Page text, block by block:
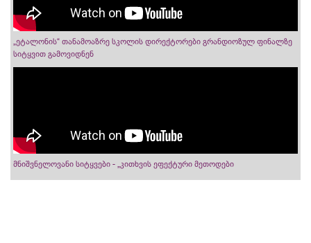
„ეტალონის“ თანამოაზრე სკოლის დირექტორები გრანდიოზულ ფინალზე
სიტყვით გამოვიდნენ
მნიშვნელოვანი სიტყვები - „კითხვის ეფექტური მეთოდები